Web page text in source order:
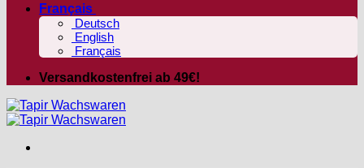
Français
Deutsch
English
Français
Versandkostenfrei ab 49€!